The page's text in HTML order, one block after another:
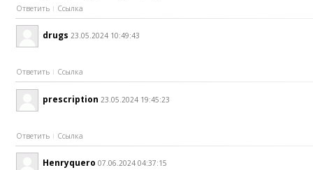
Ответить Ссылка
drugs 23.05.2024 10:49:43
Ответить Ссылка
prescription 23.05.2024 19:45:23
Ответить Ссылка
Henryquero 07.06.2024 04:37:15